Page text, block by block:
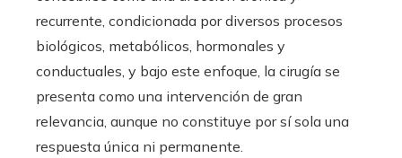
recurrente, condicionada por diversos procesos
biológicos, metabólicos, hormonales y
conductuales, y bajo este enfoque, la cirugía se
presenta como una intervención de gran
relevancia, aunque no constituye por sí sola una
respuesta única ni permanente.